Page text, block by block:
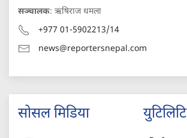
सञ्चालक: ऋषिराज धमला
+977 01-5902213/14
news@reportersnepal.com
सोसल मिडिया युटिलिटि